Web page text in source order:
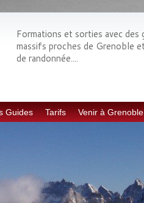
Formations et sorties avec des
massifs proches de Grenoble
de randonnée....
Guides Tarifs Venir à Grenoble